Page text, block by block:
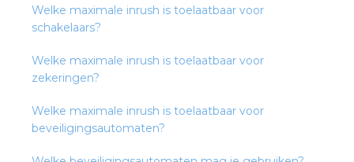
Welke maximale inrush is toelaatbaar voor
schakelaars?
Welke maximale inrush is toelaatbaar voor
zekeringen?
Welke maximale inrush is toelaatbaar voor
beveiligingsautomaten?